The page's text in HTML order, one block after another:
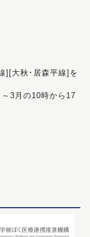
][大秋･居森平線]を
3月の10時から17